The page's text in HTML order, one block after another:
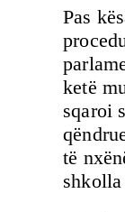
Pas
ketë
sqaroi
të